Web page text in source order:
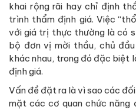
khai rộng rãi hay chỉ định
trình thẩm định giá. Việc
với giá trị thực thường là có
bộ đơn vị mời thầu, chủ đầu
khác nhau, trong đó đặc biệt
định giá.
Vấn đề đặt ra là vì sao các
mặt các cơ quan chức năng